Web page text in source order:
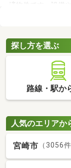
済物件です。設備
りに変えているな
べて、気になるお
探し方を選ぶ
路線・駅か
人気のエリアか
宮崎市 （3056件